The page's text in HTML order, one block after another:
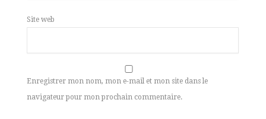
Site web
Enregistrer mon nom, mon e-mail et mon site dans le
navigateur pour mon prochain commentaire.